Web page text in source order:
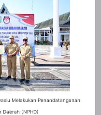
Melakukan Penandatanganan
Daerah (NPHD)